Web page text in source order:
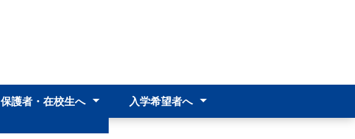
保護者・在校生へ
在校生へ
入学希望者へ
中学生･中学校教諭の皆様へ
入試情報